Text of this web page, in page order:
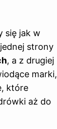
się jak w
strony
, a z drugiej
marki,
które
aż do